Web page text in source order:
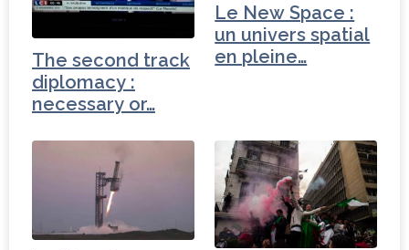
The second track
diplomacy :
necessary or…
Le New Space :
un univers spatial
en pleine…